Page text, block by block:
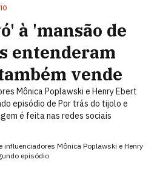
à 'mansão de
entenderam
vende
Mônica Poplawski e Henry Ebert
episódio de Por trás do tijolo e
é feita nas redes sociais
influenciadores Mônica Poplawski e Henry
episódio